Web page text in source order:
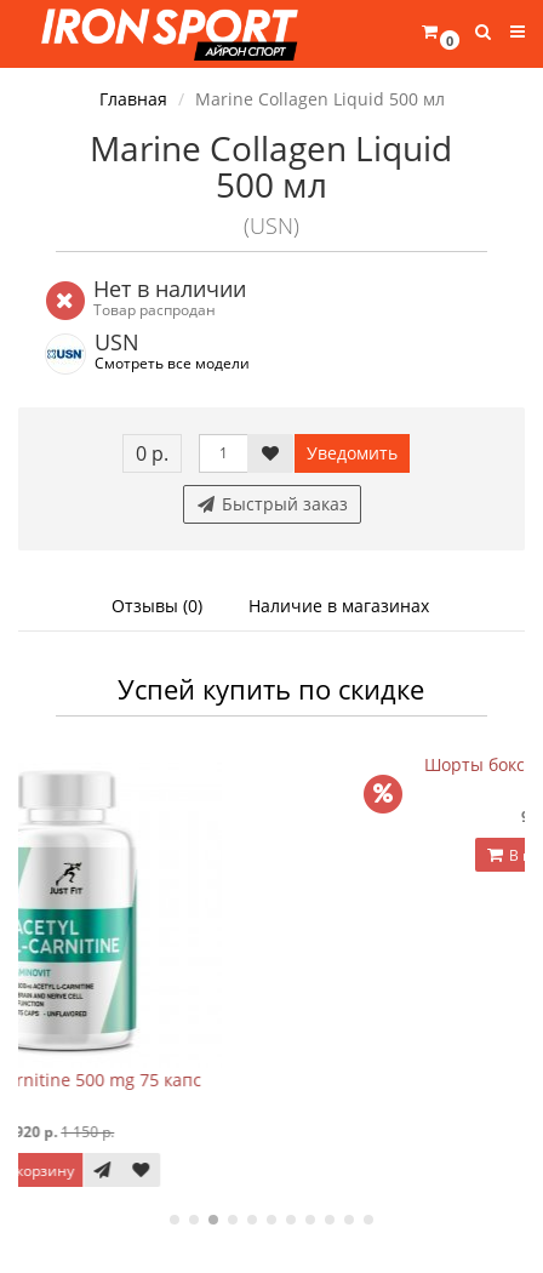
0
Главная Marine Collagen Liquid 500 мл
Marine Collagen Liquid
500 мл
(USN)
Нет в наличии
Товар распродан
USN
Смотреть все модели
0 р. Уведомить
Быстрый заказ
Отзывы (0) Наличие в магазинах
Успей купить по скидке